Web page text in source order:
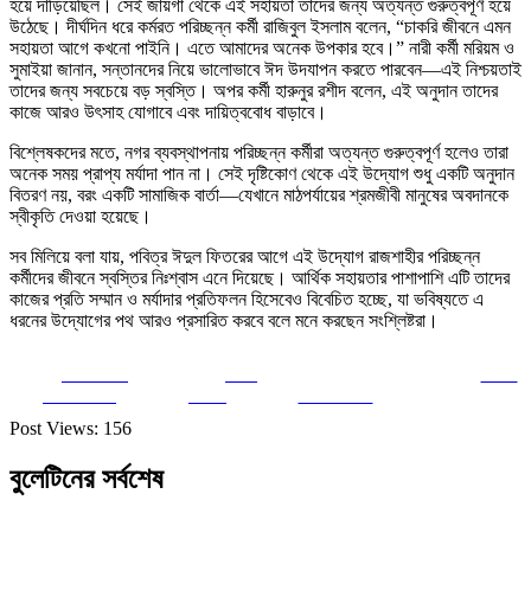
হয়ে দাঁড়িয়েছিল। সেই জায়গা থেকে এই সহায়তা তাদের জন্য অত্যন্ত গুরুত্বপূর্ণ হয়ে
উঠেছে। দীর্ঘদিন ধরে কর্মরত পরিচ্ছন্ন কর্মী রাজিবুল ইসলাম বলেন, “চাকরি জীবনে এমন
সহায়তা আগে কখনো পাইনি। এতে আমাদের অনেক উপকার হবে।” নারী কর্মী মরিয়ম ও
সুমাইয়া জানান, সন্তানদের নিয়ে ভালোভাবে ঈদ উদযাপন করতে পারবেন—এই নিশ্চয়তাই
তাদের জন্য সবচেয়ে বড় স্বস্তি। অপর কর্মী হারুনুর রশীদ বলেন, এই অনুদান তাদের
কাজে আরও উৎসাহ যোগাবে এবং দায়িত্ববোধ বাড়াবে।
বিশ্লেষকদের মতে, নগর ব্যবস্থাপনায় পরিচ্ছন্ন কর্মীরা অত্যন্ত গুরুত্বপূর্ণ হলেও তারা
অনেক সময় প্রাপ্য মর্যাদা পান না। সেই দৃষ্টিকোণ থেকে এই উদ্যোগ শুধু একটি অনুদান
বিতরণ নয়, বরং একটি সামাজিক বার্তা—যেখানে মাঠপর্যায়ের শ্রমজীবী মানুষের অবদানকে
স্বীকৃতি দেওয়া হয়েছে।
সব মিলিয়ে বলা যায়, পবিত্র ঈদুল ফিতরের আগে এই উদ্যোগ রাজশাহীর পরিচ্ছন্ন
কর্মীদের জীবনে স্বস্তির নিঃশ্বাস এনে দিয়েছে। আর্থিক সহায়তার পাশাপাশি এটি তাদের
কাজের প্রতি সম্মান ও মর্যাদার প্রতিফলন হিসেবেও বিবেচিত হচ্ছে, যা ভবিষ্যতে এ
ধরনের উদ্যোগের পথ আরও প্রসারিত করবে বলে মনে করছেন সংশ্লিষ্টরা।
Post Views: 156
বুলেটিনের সর্বশেষ